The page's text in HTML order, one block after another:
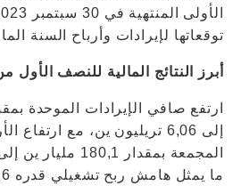
توقعاتها لإيرادات وأرباح السنة المالية 2023
أبرز النتائج المالية للنصف الأول من
إلى 6,06 تريليون ين، مع ارتفاع